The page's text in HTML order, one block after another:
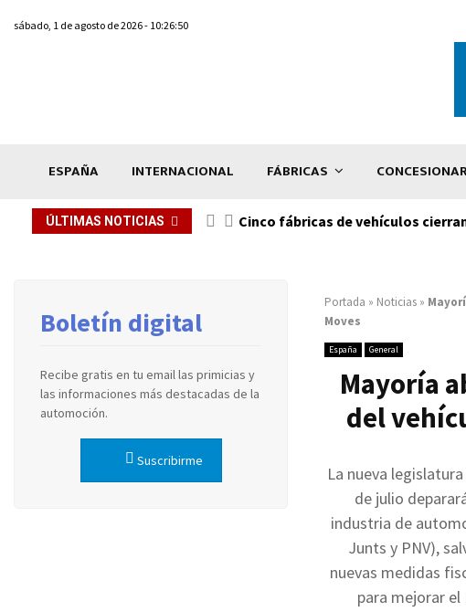
sábado, 1 de agosto de 2026 - 10:26:50
ESPAÑA INTERNACIONAL FÁBRICAS
ÚLTIMAS NOTICIAS Cinco fábricas de vehículos
Portada » Noticias »
Moves
España General
Mayoría
del
La nueva
de julio
industria de
Junts y PNV),
nuevas medidas
para mejorar
Boletín digital
Recibe gratis en tu email las primicias y
las informaciones más destacadas de la
automoción.
Suscribirme